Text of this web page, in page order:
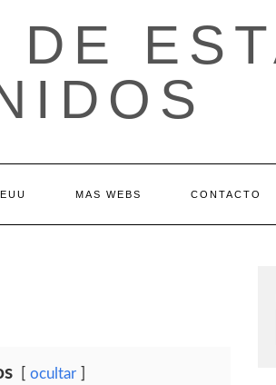
DE
MAS WEBS CONTACTO
ocultar